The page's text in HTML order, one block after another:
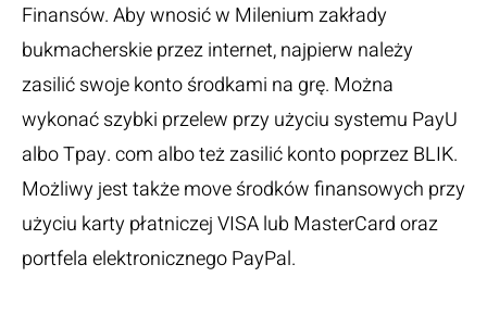
Finansów. Aby wnosić w Milenium zakłady
bukmacherskie przez internet, najpierw należy
zasilić swoje konto środkami na grę. Można
wykonać szybki przelew przy użyciu systemu PayU
albo Tpay. com albo też zasilić konto poprzez BLIK.
Możliwy jest także move środków finansowych przy
użyciu karty płatniczej VISA lub MasterCard oraz
portfela elektronicznego PayPal.